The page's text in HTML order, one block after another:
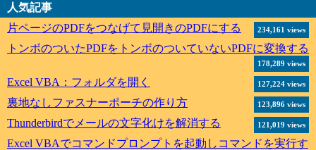
人気記事
片ページのPDFをつなげて見開きのPDFにする
234,161 views
トンボのついたPDFをトンボのついていないPDFに変換する
178,289 views
Excel VBA：フォルダを開く 127,224 views
裏地なしファスナーポーチの作り方 123,896 views
Thunderbirdでメールの文字化けを解消する 121,019 views
Excel VBAでコマンドプロンプトを起動しコマンドを実行す